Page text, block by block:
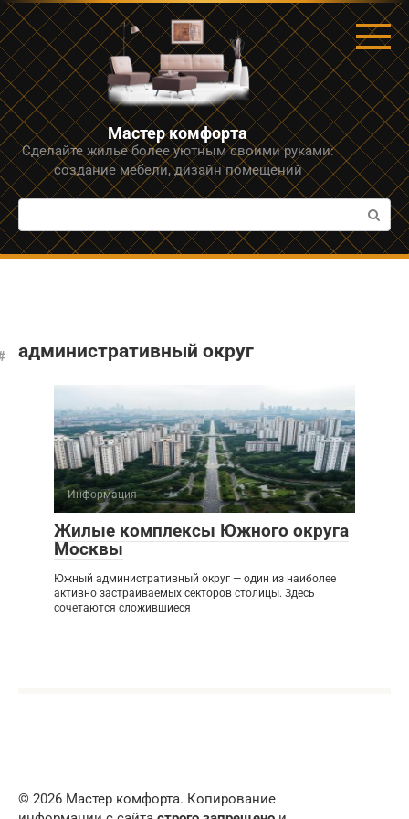
Перейти
к
контенту
Мастер комфорта
Сделайте жилье более уютным своими руками:
создание мебели, дизайн помещений
Поиск:
административный округ
Информация
Жилые комплексы Южного округа
Москвы
Южный административный округ — один из наиболее
активно застраиваемых секторов столицы. Здесь
сочетаются сложившиеся
© 2026 Мастер комфорта. Копирование